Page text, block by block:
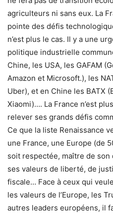
agriculteurs ni sans eux. La
pointe des défis
n’est plus le cas. Il y a une
politique industrielle
Chine, les USA, les GAFAM
Amazon et Microsoft.), les
Uber), et en Chine les BATX
Xiaomi)…. La France n’est
relever ses grands défis
Ce que la liste Renaissance
une France, une Europe (de
soit respectée, maître de
ses valeurs de liberté, de
fiscale… Face à ceux qui
les valeurs de l’Europe, les
autres leaders européens, il